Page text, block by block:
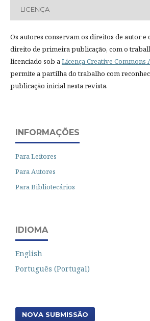
LICENÇA
Os autores conservam os direitos de autor e
direito de primeira publicação, com o
licenciado sob aLicença Creative
permite a partilha do trabalho com
publicação inicial nesta revista.
INFORMAÇÕES
Para Leitores
Para Autores
Para Bibliotecários
IDIOMA
English
Português (Portugal)
NOVA SUBMISSÃO